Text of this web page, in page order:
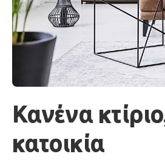
Κανένα
κατοικία